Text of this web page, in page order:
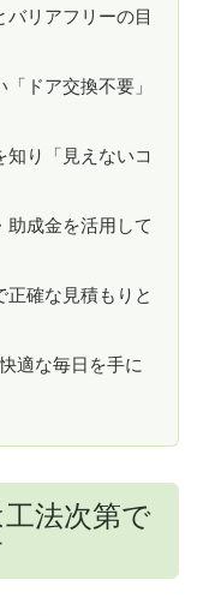
リアフリーの目
ドア交換不要」
り「見えないコ
助成金を活用して
確な見積もりと
適な毎日を手に
法次第で